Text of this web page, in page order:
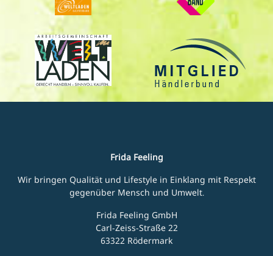
Frida Feeling
Wir bringen Qualität und Lifestyle in Einklang mit Respekt
gegenüber Mensch und Umwelt.
Frida Feeling GmbH
Carl-Zeiss-Straße 22
63322 Rödermark